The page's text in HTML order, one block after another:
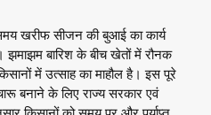
खरीफ सीजन की बुआई का कार्य
बारिश के बीच खेतों में रौनक
में उत्साह का माहौल है। इस पूरे
बनाने के लिए राज्य सरकार एवं